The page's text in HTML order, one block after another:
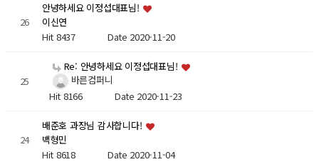
26
안녕하세요 이정섭대표님!
이신연
Hit 8437 Date 2020-11-20
25
Re: 안녕하세요 이정섭대표님!
바른컴퍼니
Hit 8166 Date 2020-11-23
24
배준호 과장님 감사합니다!
백형민
Hit 8618 Date 2020-11-04